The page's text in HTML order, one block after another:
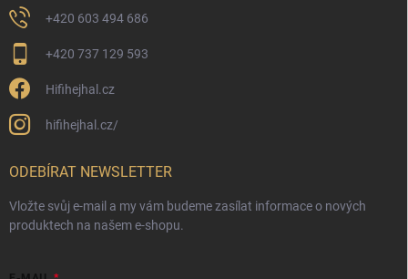
+420 603 494 686
+420 737 129 593
Hifihejhal.cz
hifihejhal.cz/
ODEBÍRAT NEWSLETTER
Vložte svůj e-mail a my vám budeme zasílat informace o nových
produktech na našem e-shopu.